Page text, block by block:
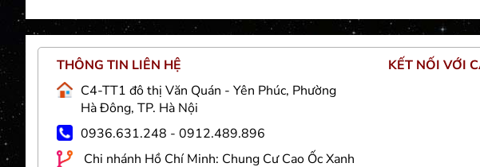
và
trí
THÔNG TIN LIÊN HỆ
C4-TT1 đô thị Văn Quán - Yên Phúc, Phường
Hà Đông, TP. Hà Nội
0936.631.248 - 0912.489.896
Chi nhánh Hồ Chí Minh: Chung Cư Cao Ốc Xanh
KẾT NỐI VỚI